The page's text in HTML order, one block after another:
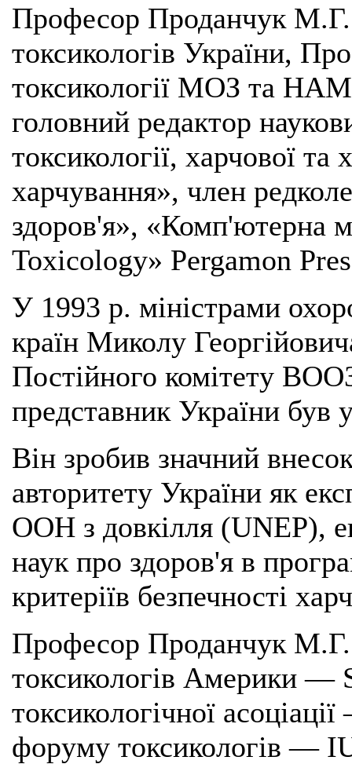
Професор Проданчук М.Г.
токсикологів України,
токсикології МОЗ та
головний редактор
токсикології, харчової
харчування», член
здоров'я», «Комп'ютерна
Toxicology» Pergamon
У 1993 p. міністрами
країн Миколу
Постійного комітету
представник України був
Він зробив значний
авторитету України як
ООН з довкілля (UNEP),
наук про здоров'я в
критеріїв безпечності
Професор Проданчук
токсикологів Америки —
токсикологічної
форуму токсикологів —